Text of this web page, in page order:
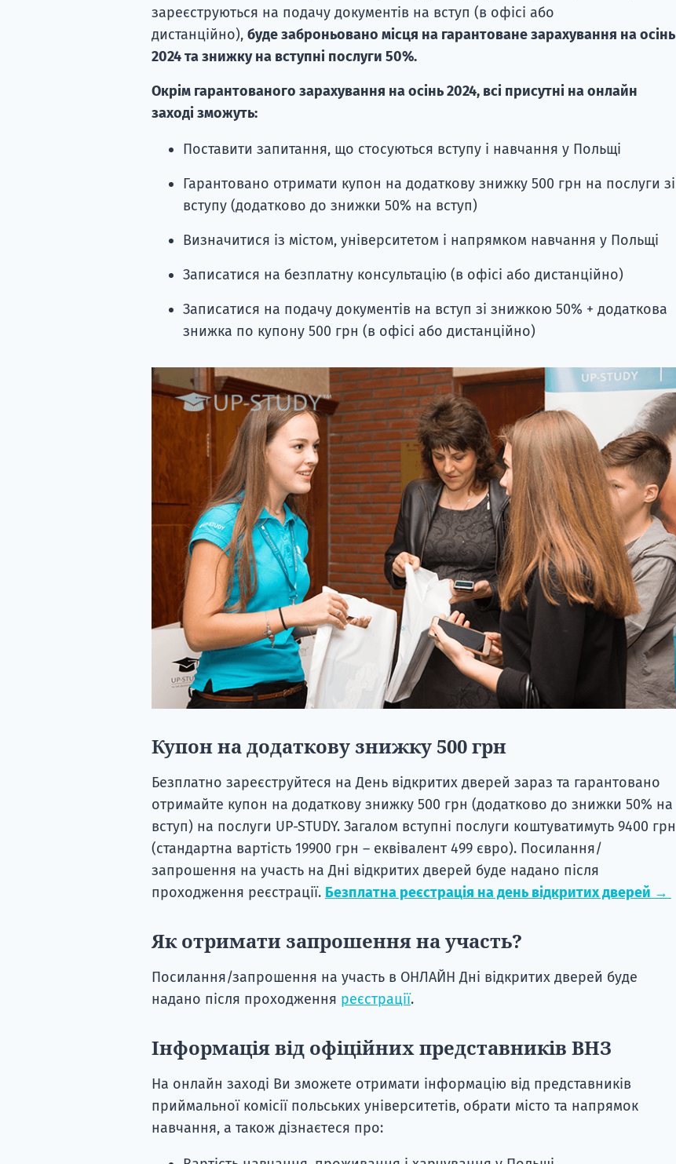
зареєструються на подачу документів на вступ (в офісі або
дистанційно), буде заброньовано місця на гарантоване зарахування на осінь
2024 та знижку на вступні послуги 50%.
Окрім гарантованого зарахування на осінь 2024, всі присутні на онлайн
заході зможуть:
Поставити запитання, що стосуються вступу і навчання у Польщі
Гарантовано отримати купон на додаткову знижку 500 грн на послуги зі
вступу (додатково до знижки 50% на вступ)
Визначитися із містом, університетом і напрямком навчання у Польщі
Записатися на безплатну консультацію (в офісі або дистанційно)
Записатися на подачу документів на вступ зі знижкою 50% + додаткова
знижка по купону 500 грн (в офісі або дистанційно)
Купон на додаткову знижку 500 грн
Безплатно зареєструйтеся на День відкритих дверей зараз та гарантовано
отримайте купон на додаткову знижку 500 грн (додатково до знижки 50% на
вступ) на послуги UP-STUDY. Загалом вступні послуги коштуватимуть 9400 грн
(стандартна вартість 19900 грн – еквівалент 499 євро). Посилання/
запрошення на участь на Дні відкритих дверей буде надано після
проходження реєстрації. Безплатна реєстрація на день відкритих дверей →
Як отримати запрошення на участь?
Посилання/запрошення на участь в ОНЛАЙН Дні відкритих дверей буде
надано після проходження реєстрації.
Інформація від офіційних представників ВНЗ
На онлайн заході Ви зможете отримати інформацію від представників
приймальної комісії польських університетів, обрати місто та напрямок
навчання, а також дізнаєтеся про: